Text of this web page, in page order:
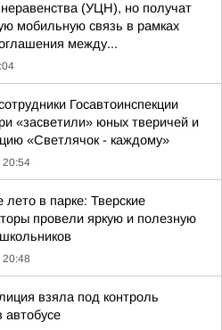
(УЦН), но получат
мобильную связь в рамках
между...
Госавтоинспекции
«засветили» юных тверичей и
«Светлячок - каждому»
20:54
лето в парке: Тверские
провели яркую и полезную
20:48
взяла под контроль
автобусе